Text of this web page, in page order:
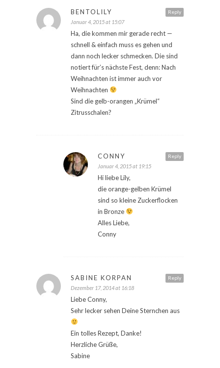
Reply
BENTOLILY
Januar 4, 2015 at 15:07
Ha, die kommen mir gerade recht —
schnell & einfach muss es gehen und
dann noch lecker schmecken. Die sind
notiert für’s nächste Fest, denn: Nach
Weihnachten ist immer auch vor
Weihnachten
Sind die gelb-orangen „Krümel“
Zitrusschalen?
Reply
CONNY
Januar 4, 2015 at 19:15
Hi liebe Lily,
die orange-gelben Krümel
sind so kleine Zuckerflocken
in Bronze
Alles Liebe,
Conny
Reply
SABINE KORPAN
Dezember 17, 2014 at 16:18
Liebe Conny,
Sehr lecker sehen Deine Sternchen aus
Ein tolles Rezept, Danke!
Herzliche Grüße,
Sabine